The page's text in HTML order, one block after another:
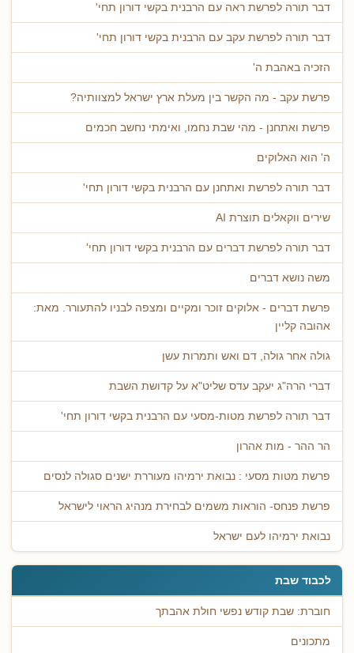
דבר תורה לפרשת ראה עם הרבנית בקשי דורון תחי'
דבר תורה לפרשת עקב עם הרבנית בקשי דורון תחי'
הזכיה באהבת ה'
פרשת עקב - מה הקשר בין מעלת ארץ ישראל למצוותיה?
פרשת ואתחנן - מהי שבת נחמו, ואימתי נחשב חכמים
ה' הוא האלוקים
דבר תורה לפרשת ואתחנן עם הרבנית בקשי דורון תחי'
שירים ווקאלים תוצרת AI
דבר תורה לפרשת דברים עם הרבנית בקשי דורון תחי'
משה נושא דברים
פרשת דברים - אלוקים זוכר ומקיים ומצפה לבניו להתעורר. מאת:
אהובה קליין
גולה אחר גולה, דם ואש ותמרות עשן
דברי הרה"ג יעקב עדס שליט"א על קדושת השבת
דבר תורה לפרשת מטות-מסעי עם הרבנית בקשי דורון תחי'
הר ההר - מות אהרון
פרשת מטות מסעי : נבואת ירמיהו מעוררת ישנים סגולה לנסים
פרשת פנחס- הוראות משמים לבחירת מנהיג הראוי לישראל
נבואת ירמיהו לעם ישראל
לכבוד שבת
חוברת: שבת קודש נפשי חולת אהבתך
מתכונים